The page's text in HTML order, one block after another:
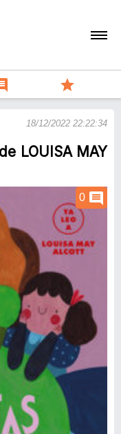
star
18/12/2022 22:22:34
LOUISA MAY
0 comment